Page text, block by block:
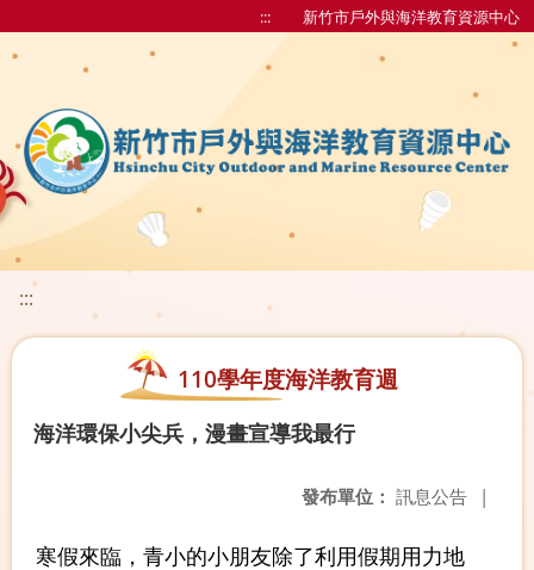
::: 新竹市戶外與海洋教育資源中心
:::
110學年度海洋教育週
海洋環保小尖兵，漫畫宣導我最行
發布單位： 訊息公告 |
寒假來臨，青小的小朋友除了利用假期用力地